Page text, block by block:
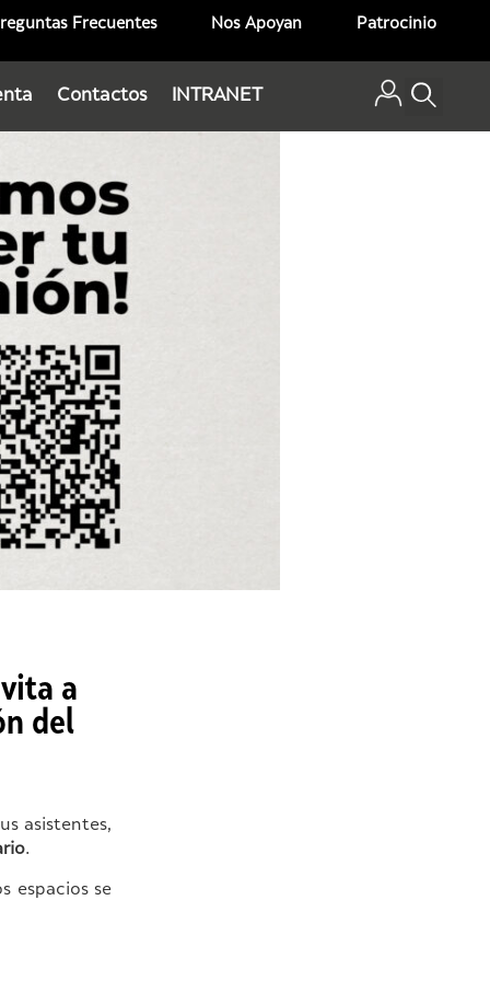
Frecuentes Nos Apoyan Patrocinio
Contactos INTRANET
a
del
asistentes,
.
espacios se